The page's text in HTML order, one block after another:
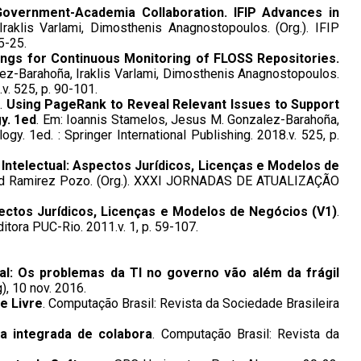
Academia Collaboration. IFIP Advances in
Varlami, Dimosthenis Anagnostopoulos. (Org.). IFIP
25.
for Continuous Monitoring of FLOSS Repositories.
Barahoña, Iraklis Varlami, Dimosthenis Anagnostopoulos.
525, p. 90-101.
Using PageRank to Reveal Relevant Issues to Support
1ed. Em: Ioannis Stamelos, Jesus M. Gonzalez-Barahoña,
1ed. : Springer International Publishing. 2018.v. 525, p.
Aspectos Jurídicos, Licenças e Modelos de
Pozo. (Org.). XXXI JORNADAS DE ATUALIZAÇÃO
Jurídicos, Licenças e Modelos de Negócios (V1).
PUC-Rio. 2011.v. 1, p. 59-107.
Os problemas da TI no governo vão além da frágil
10 nov. 2016.
Livre. Computação Brasil: Revista da Sociedade Brasileira
integrada de colabora. Computação Brasil: Revista da